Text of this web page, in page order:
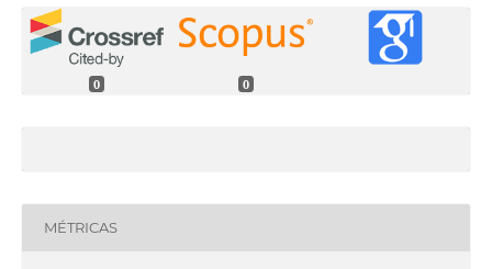
0 0
MÉTRICAS